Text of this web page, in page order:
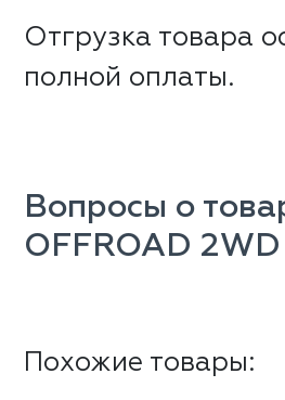
Отгрузка товара
полной оплаты.
Вопросы о
OFFROAD
Похожие товары: